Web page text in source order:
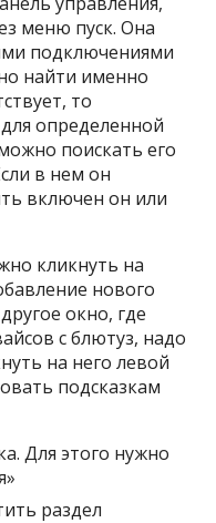
меню пуск. Она
подключениями
найти именно
то
определенной
поискать его
в нем он
включен он или
кликнуть на
нового
окно, где
с блютуз, надо
на него левой
подсказкам
Для этого нужно
раздел